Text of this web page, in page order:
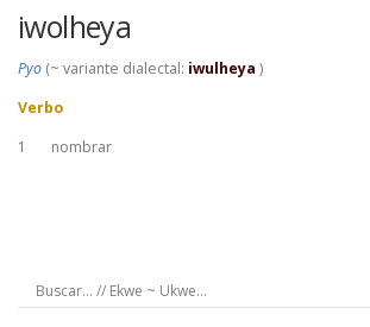
iwolheya
Pyo (~ variante dialectal: iwulheya )
Verbo
1
nombrar